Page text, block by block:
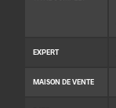
EXPERT
MAISON DE VENTE